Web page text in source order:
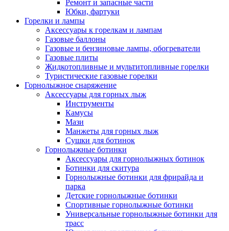
Ремонт и запасные части
Юбки, фартуки
Горелки и лампы
Аксессуары к горелкам и лампам
Газовые баллоны
Газовые и бензиновые лампы, обогреватели
Газовые плиты
Жидкотопливные и мультитопливные горелки
Туристические газовые горелки
Горнолыжное снаряжение
Аксессуары для горных лыж
Инструменты
Камусы
Мази
Манжеты для горных лыж
Сушки для ботинок
Горнолыжные ботинки
Аксессуары для горнолыжных ботинок
Ботинки для скитура
Горнолыжные ботинки для фрирайда и
парка
Детские горнолыжные ботинки
Спортивные горнолыжные ботинки
Универсальные горнолыжные ботинки для
трасс